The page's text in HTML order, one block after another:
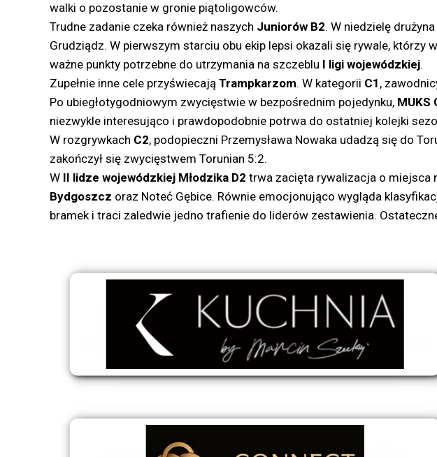
walki o pozostanie w gronie piątoligowców.
Trudne zadanie czeka również naszych Juniorów B2. W niedzielę
Grudziądz. W pierwszym starciu obu ekip lepsi okazali się rywale, którzy
ważne punkty potrzebne do utrzymania na szczeblu I ligi wojewódzkiej.
Zupełnie inne cele przyświecają Trampkarzom. W kategorii C1 ,
Po ubiegłotygodniowym zwycięstwie w bezpośrednim pojedynku, MUKS
niezwykle interesująco i prawdopodobnie potrwa do ostatniej kolejki
W rozgrywkach C2, podopieczni Przemysława Nowaka udadzą się do
zakończył się zwycięstwem Torunian 5:2.
W II lidze wojewódzkiej Młodzika D2 trwa zacięta rywalizacja o miejsca
Bydgoszcz oraz Noteć Gębice. Równie emocjonująco wygląda
bramek i traci zaledwie jedno trafienie do liderów zestawienia.